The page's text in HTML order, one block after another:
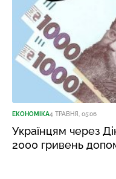
ЕКОНОМІКА4 ТРАВНЯ, 05:06
Українцям через
2000 гривень